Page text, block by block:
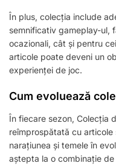
În plus, colecția include
semnificativ gameplay-ul,
ocazionali, cât și pentru
articole poate deveni un
experienței de joc.
Cum evoluează
În fiecare sezon, Colecția
reîmprospătată cu
narațiunea și temele în
aștepta la o combinație